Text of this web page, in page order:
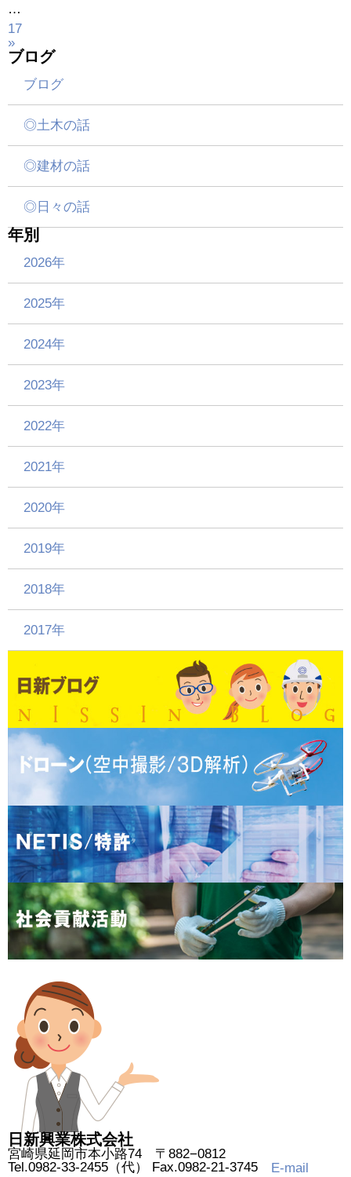
…
17
»
ブログ
ブログ
◎土木の話
◎建材の話
◎日々の話
年別
2026年
2025年
2024年
2023年
2022年
2021年
2020年
2019年
2018年
2017年
日新興業株式会社
宮崎県延岡市本小路74 〒882−0812
Tel.0982-33-2455（代） Fax.0982-21-3745
E-mail